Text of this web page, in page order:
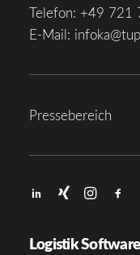
Telefon: +49 721
E-Mail:
Pressebereich
Logistik Software